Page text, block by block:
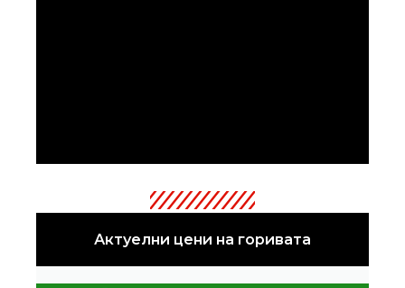
Актуелни цени на горивата